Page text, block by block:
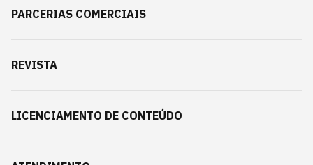
PARCERIAS COMERCIAIS
REVISTA
LICENCIAMENTO DE CONTEÚDO